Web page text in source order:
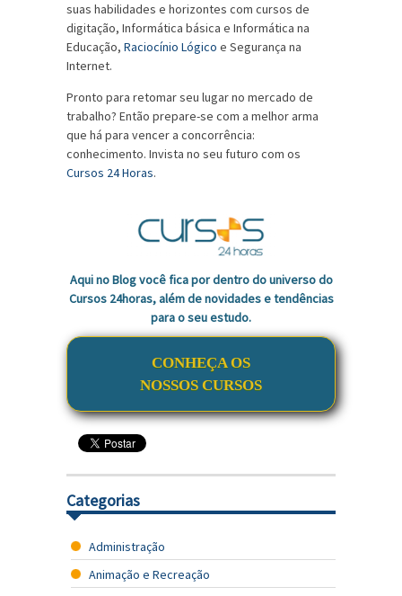
suas habilidades e horizontes com cursos de
digitação, Informática básica e Informática na
Educação, Raciocínio Lógico e Segurança na
Internet.
Pronto para retomar seu lugar no mercado de
trabalho? Então prepare-se com a melhor arma
que há para vencer a concorrência:
conhecimento. Invista no seu futuro com os
Cursos 24 Horas.
Aqui no Blog você fica por dentro do universo do
Cursos 24horas, além de novidades e tendências
para o seu estudo.
CONHEÇA OS
NOSSOS CURSOS
Categorias
Administração
Animação e Recreação